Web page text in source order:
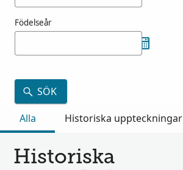
Födelseår
SÖK
Alla
Historiska uppteckningar
Historiska